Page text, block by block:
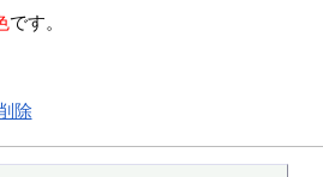
です。
除